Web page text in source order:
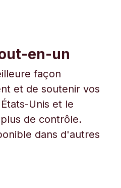
en-un
façon
et de soutenir vos
Unis et le
de contrôle.
dans d'autres